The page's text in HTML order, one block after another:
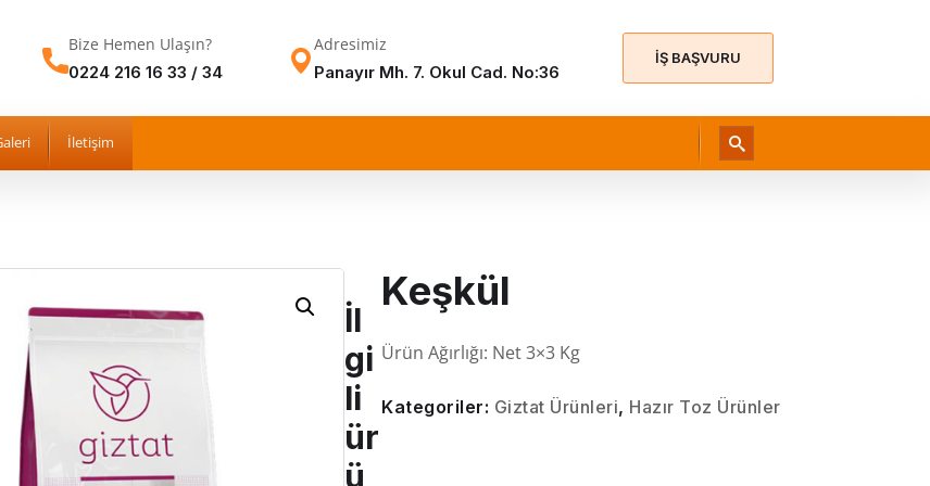
Bize Hemen Ulaşın?
0224 216 16 33 / 34
Adresimiz
Panayır Mh. 7. Okul Cad. No:36
İŞ BAŞVURU
İletişim
Keşkül
Ürün Ağırlığı: Net 3×3 Kg
Kategoriler: Giztat Ürünleri, Hazır Toz Ürünler
İl
gi
li
ür
ü